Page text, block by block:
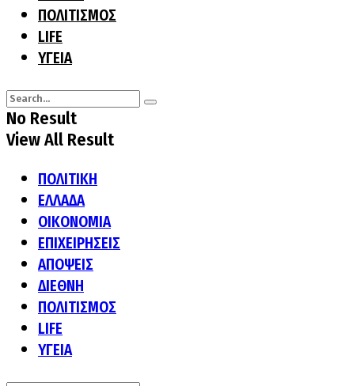
ΠΟΛΙΤΙΣΜΟΣ
LIFE
ΥΓΕΙΑ
No Result
View All Result
ΠΟΛΙΤΙΚΗ
ΕΛΛΑΔΑ
ΟΙΚΟΝΟΜΙΑ
ΕΠΙΧΕΙΡΗΣΕΙΣ
ΑΠΟΨΕΙΣ
ΔΙΕΘΝΗ
ΠΟΛΙΤΙΣΜΟΣ
LIFE
ΥΓΕΙΑ